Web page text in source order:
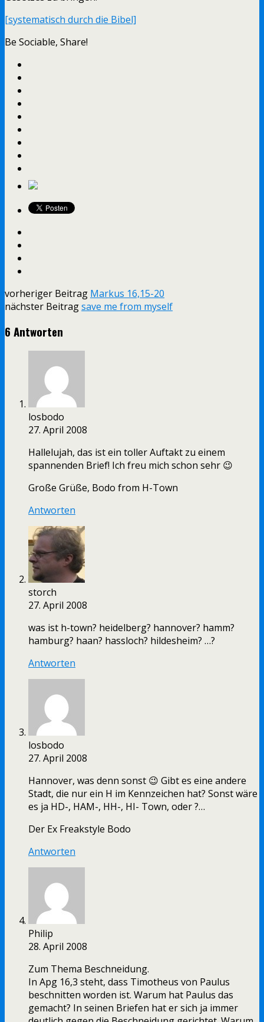
[systematisch durch die Bibel]
Be Sociable, Share!
vorheriger Beitrag Markus 16,15-20
nächster Beitragsave me from myself
6 Antworten
losbodo
27. April 2008
Hallelujah, das ist ein toller Auftakt zu einem
spannenden Brief! Ich freu mich schon sehr 😉
Große Grüße, Bodo from H-Town
Antworten
storch
27. April 2008
was ist h-town? heidelberg? hannover? hamm?
hamburg? haan? hassloch? hildesheim? …?
Antworten
losbodo
27. April 2008
Hannover, was denn sonst 😉 Gibt es eine andere
Stadt, die nur ein H im Kennzeichen hat? Sonst wäre
es ja HD-, HAM-, HH-, HI- Town, oder ?…
Der Ex Freakstyle Bodo
Antworten
Philip
28. April 2008
Zum Thema Beschneidung.
In Apg 16,3 steht, dass Timotheus von Paulus
beschnitten worden ist. Warum hat Paulus das
gemacht? In seinen Briefen hat er sich ja immer